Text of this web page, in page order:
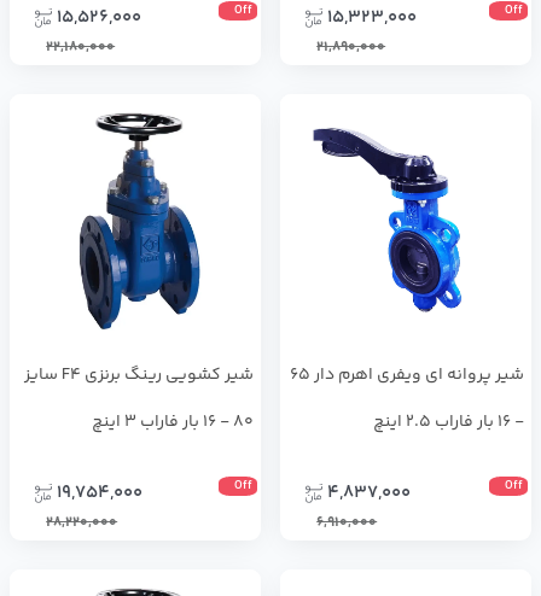
Off
15,323,000
21,890,000
Off
15,526,000
22,180,000
شير پروانه اي ويفري اهرم دار 65
- 16 بار فاراب 2.5 اینچ
Off
4,837,000
6,910,000
شیر کشویی رینگ برنزی F4 سایز
80 - 16 بار فاراب 3 اینچ
Off
19,754,000
28,220,000